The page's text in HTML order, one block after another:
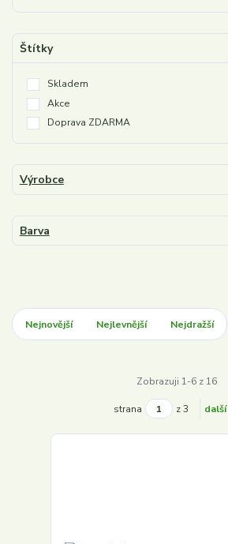
Štítky
Skladem
Akce
Doprava ZDARMA
Výrobce
Barva
Nejnovější Nejlevnější Nejdražší
Zobrazuji 1-6 z 16
strana z 3 další